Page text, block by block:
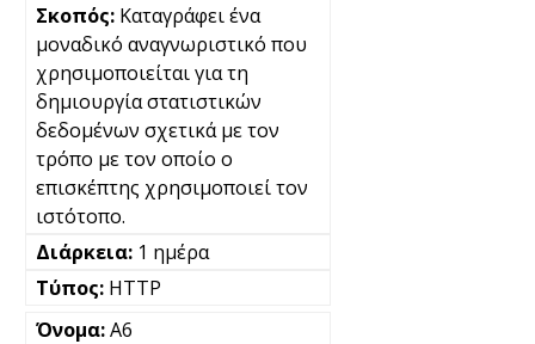
Καταγράφει ένα
μοναδικό αναγνωριστικό που
χρησιμοποιείται για τη
δημιουργία στατιστικών
δεδομένων σχετικά με τον
τρόπο με τον οποίο ο
επισκέπτης χρησιμοποιεί τον
ιστότοπο.
1 ημέρα
HTTP
A6